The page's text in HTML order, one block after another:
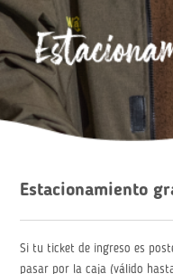
Estacionamiento
Si tu ticket de ingreso es
pasar por la caja (válido